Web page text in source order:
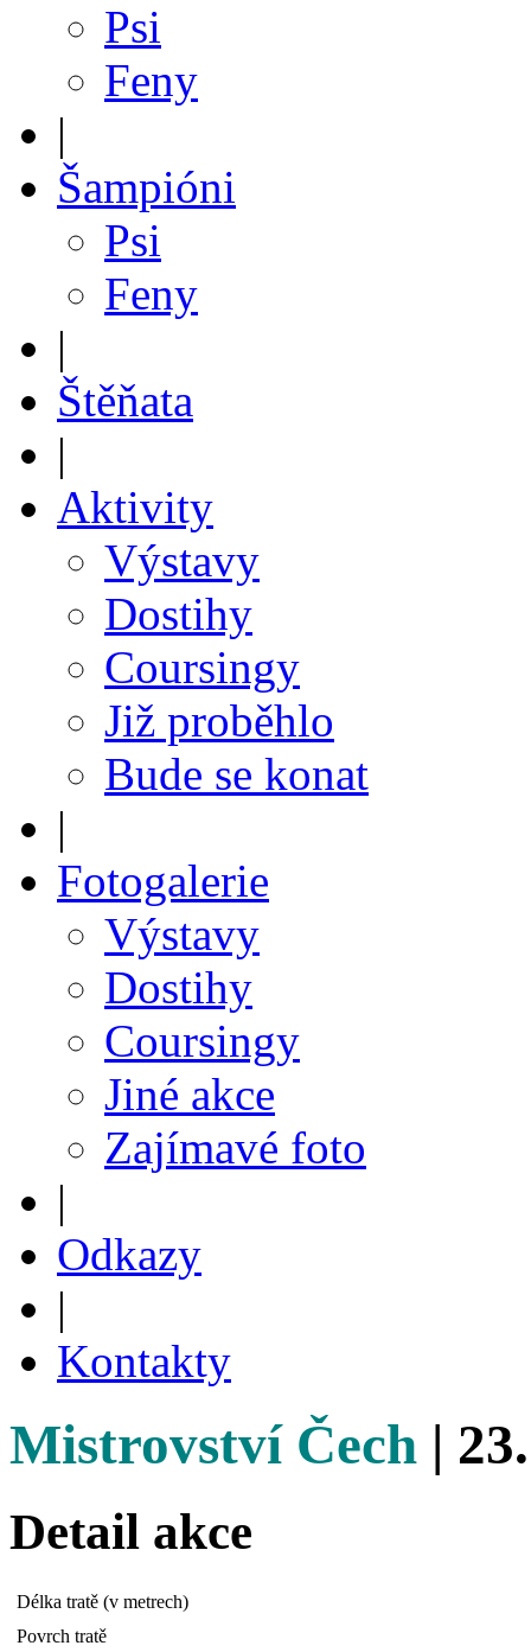
Psi
Feny
|
Šampióni
Psi
Feny
|
Štěňata
|
Aktivity
Výstavy
Dostihy
Coursingy
Již proběhlo
Bude se konat
|
Fotogalerie
Výstavy
Dostihy
Coursingy
Jiné akce
Zajímavé foto
|
Odkazy
|
Kontakty
Mistrovství Čech |
Detail akce
Délka tratě (v metrech)
Povrch tratě